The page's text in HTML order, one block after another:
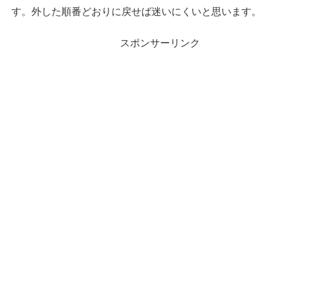
す。外した順番どおりに戻せば迷いにくいと思います。
スポンサーリンク